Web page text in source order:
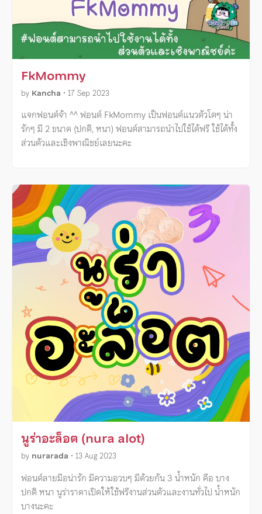
FkMommy
by Kancha • 17 Sep 2023
แจกฟอนต์จ้า ^^ ฟอนต์ FkMommy เป็นฟอนต์แนวตัวโตๆ น่า
รักๆ มี 2 ขนาด (ปกติ, หนา) ฟอนต์สามารถนำไปใช้ได้ฟรี ใช้ได้ทั้ง
ส่วนตัวและเชิงพาณิชย์เลยนะคะ
นูร่าอะล็อต (nura alot)
by nurarada • 13 Aug 2023
ฟอนต์ลายมือน่ารัก มีความอวบๆ มีด้วยกัน 3 น้ำหนัก คือ บาง
ปกติ หนา นูร่าราดาเปิดให้ใช้ฟรีงานส่วนตัวและงานทั่วไป น้ำหนัก
บางนะคะ